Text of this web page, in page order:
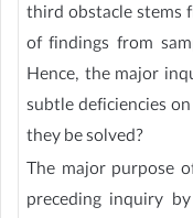
third obstacle stems
of findings from
Hence, the major
subtle deficiencies
they be solved?
The major purpose
preceding inquiry